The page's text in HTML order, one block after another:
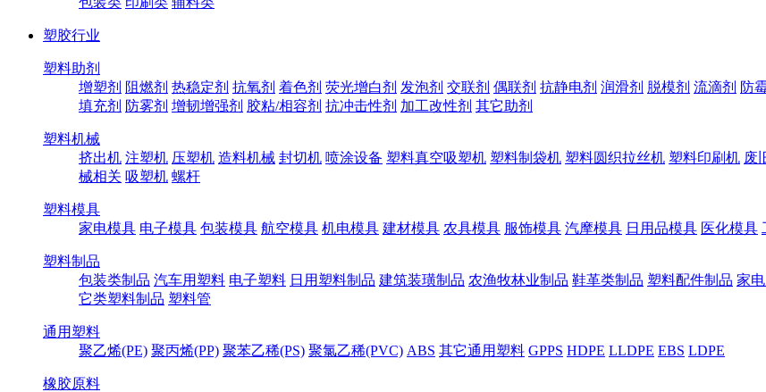
塑胶行业
塑料助剂
增塑剂 阻燃剂 热稳定剂 抗氧剂 着色剂 荧光增白剂 发泡剂 交联剂 偶联剂 抗静电剂 润滑剂 脱模剂 流滴剂 防
填充剂 防雾剂 增韧增强剂 胶粘/相容剂 抗冲击性剂 加工改性剂 其它助剂
塑料机械
挤出机 注塑机 压塑机 造料机械 封切机 喷涂设备 塑料真空吸塑机 塑料制袋机 塑料圆织拉丝机 塑料印刷机 废
械相关 吸塑机 螺杆
塑料模具
家电模具 电子模具 包装模具 航空模具 机电模具 建材模具 农具模具 服饰模具 汽摩模具 日用品模具 医化模具
塑料制品
包装类制品 汽车用塑料 电子塑料 日用塑料制品 建筑装璜制品 农渔牧林业制品 鞋革类制品 塑料配件制品 家
它类塑料制品 塑料管
通用塑料
聚乙烯(PE) 聚丙烯(PP) 聚苯乙稀(PS) 聚氯乙稀(PVC) ABS 其它通用塑料 GPPS HDPE LLDPE EBS LDPE
橡胶原料